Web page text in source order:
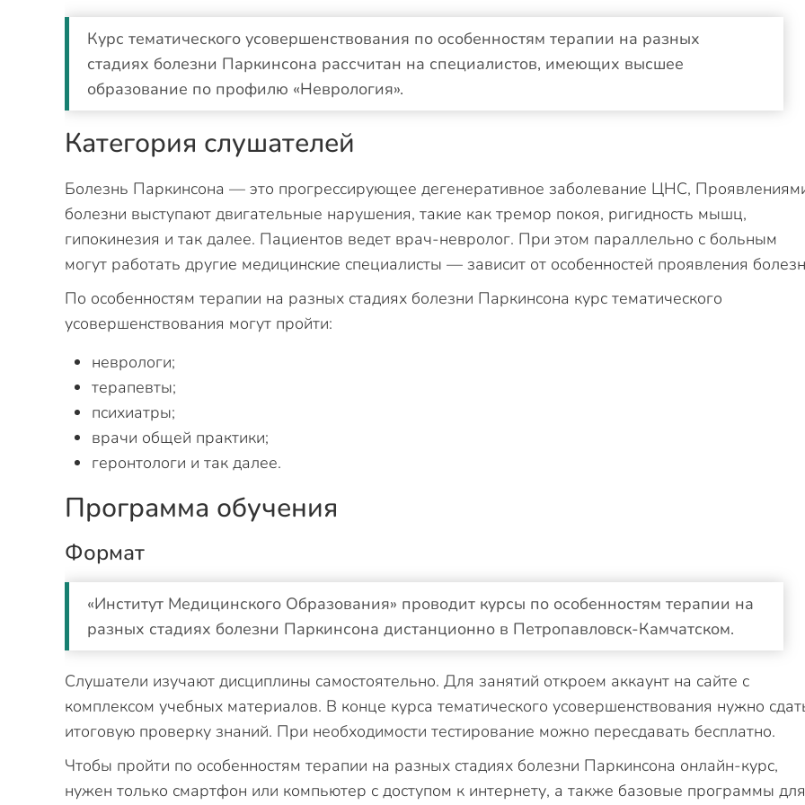
Курс тематического усовершенствования по особенностям терапии на разных
стадиях болезни Паркинсона рассчитан на специалистов, имеющих высшее
образование по профилю «Неврология».
Категория слушателей
Болезнь Паркинсона — это прогрессирующее дегенеративное заболевание ЦНС,
болезни выступают двигательные нарушения, такие как тремор покоя, ригидность мышц,
гипокинезия и так далее. Пациентов ведет врач-невролог. При этом параллельно с больным
могут работать другие медицинские специалисты — зависит от особенностей проявления
По особенностям терапии на разных стадиях болезни Паркинсона курс тематического
усовершенствования могут пройти:
неврологи;
терапевты;
психиатры;
врачи общей практики;
геронтологи и так далее.
Программа обучения
Формат
«Институт Медицинского Образования» проводит курсы по особенностям терапии на
разных стадиях болезни Паркинсона дистанционно в Петропавловск-Камчатском.
Слушатели изучают дисциплины самостоятельно. Для занятий откроем аккаунт на сайте с
комплексом учебных материалов. В конце курса тематического усовершенствования нужно
итоговую проверку знаний. При необходимости тестирование можно пересдавать бесплатно.
Чтобы пройти по особенностям терапии на разных стадиях болезни Паркинсона онлайн-курс,
нужен только смартфон или компьютер с доступом к интернету, а также базовые программы для